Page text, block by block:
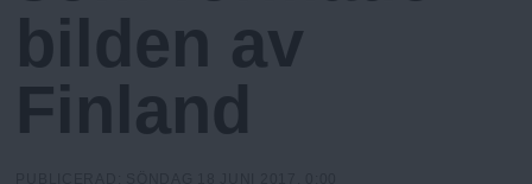
h
o
n
bilden av
Finland